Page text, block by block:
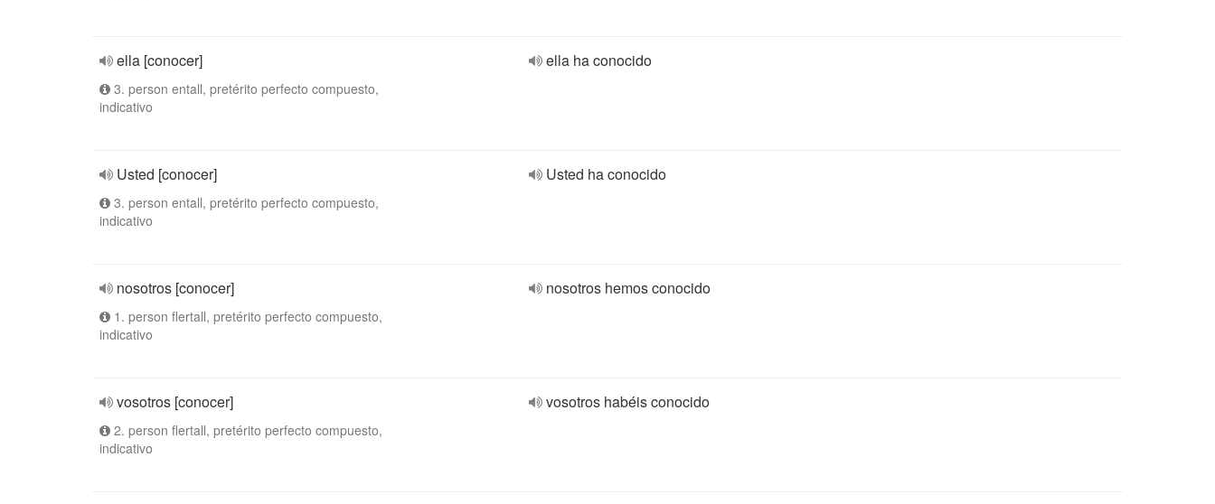
ella [conocer]
3. person entall, pretérito perfecto compuesto,
indicativo
ella ha conocido
Usted [conocer]
3. person entall, pretérito perfecto compuesto,
indicativo
Usted ha conocido
nosotros [conocer]
1. person flertall, pretérito perfecto compuesto,
indicativo
nosotros hemos conocido
vosotros [conocer]
2. person flertall, pretérito perfecto compuesto,
indicativo
vosotros habéis conocido